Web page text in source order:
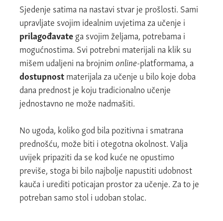
Sjedenje satima na nastavi stvar je prošlosti. Sami
upravljate svojim idealnim uvjetima za učenje i
prilagođavatega svojim željama, potrebama i
mogućnostima. Svi potrebni materijali na klik su
mišem udaljeni na brojnimonline-platformama, a
dostupnostmaterijala za učenje u bilo koje doba
dana prednost je koju tradicionalno učenje
jednostavno ne može nadmašiti.
No ugoda, koliko god bila pozitivna i smatrana
prednošću, može biti i otegotna okolnost. Valja
uvijek pripaziti da se kod kuće ne opustimo
previše, stoga bi bilo najbolje napustiti udobnost
kauča i urediti poticajan prostor za učenje. Za to je
potreban samo stol i udoban stolac.